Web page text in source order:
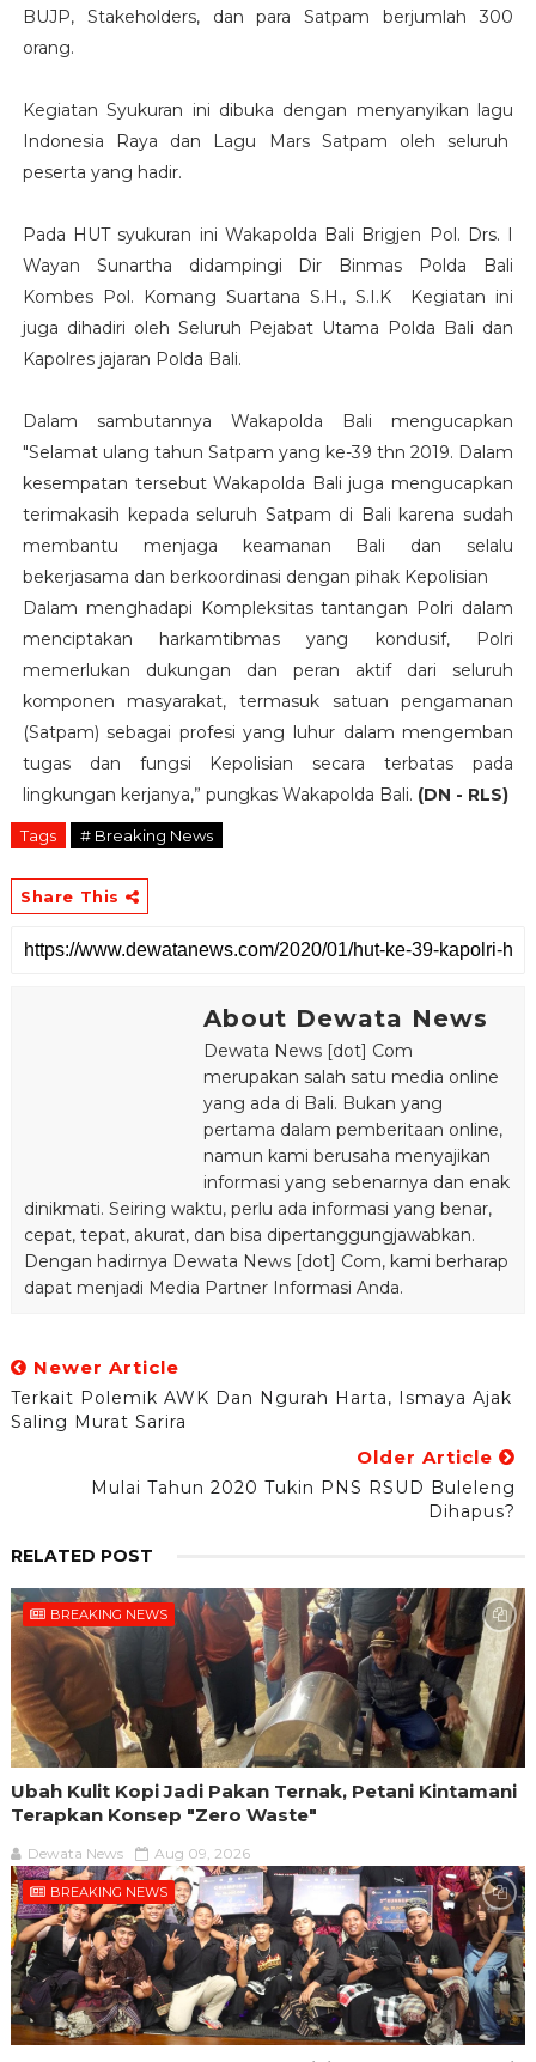
BUJP, Stakeholders, dan para Satpam berjumlah 300
orang.
Kegiatan Syukuran ini dibuka dengan menyanyikan lagu
Indonesia Raya dan Lagu Mars Satpam oleh seluruh
peserta yang hadir.
Pada HUT syukuran ini Wakapolda Bali Brigjen Pol. Drs. I
Wayan Sunartha didampingi Dir Binmas Polda Bali
Kombes Pol. Komang Suartana S.H., S.I.K Kegiatan ini
juga dihadiri oleh Seluruh Pejabat Utama Polda Bali dan
Kapolres jajaran Polda Bali.
Dalam sambutannya Wakapolda Bali mengucapkan
"Selamat ulang tahun Satpam yang ke-39 thn 2019. Dalam
kesempatan tersebut Wakapolda Bali juga mengucapkan
terimakasih kepada seluruh Satpam di Bali karena sudah
membantu menjaga keamanan Bali dan selalu
bekerjasama dan berkoordinasi dengan pihak Kepolisian
Dalam menghadapi Kompleksitas tantangan Polri dalam
menciptakan harkamtibmas yang kondusif, Polri
memerlukan dukungan dan peran aktif dari seluruh
komponen masyarakat, termasuk satuan pengamanan
(Satpam) sebagai profesi yang luhur dalam mengemban
tugas dan fungsi Kepolisian secara terbatas pada
lingkungan kerjanya,” pungkas Wakapolda Bali. (DN - RLS)
Tags # Breaking News
Share This
About Dewata News
Dewata News [dot] Com
merupakan salah satu media online
yang ada di Bali. Bukan yang
pertama dalam pemberitaan online,
namun kami berusaha menyajikan
informasi yang sebenarnya dan enak
dinikmati. Seiring waktu, perlu ada informasi yang benar,
cepat, tepat, akurat, dan bisa dipertanggungjawabkan.
Dengan hadirnya Dewata News [dot] Com, kami berharap
dapat menjadi Media Partner Informasi Anda.
Newer Article
Terkait Polemik AWK Dan Ngurah Harta, Ismaya Ajak
Saling Murat Sarira
Older Article
Mulai Tahun 2020 Tukin PNS RSUD Buleleng
Dihapus?
RELATED POST
BREAKING NEWS
Ubah Kulit Kopi Jadi Pakan Ternak, Petani Kintamani
Terapkan Konsep "Zero Waste"
Dewata News Aug 09, 2026
BREAKING NEWS